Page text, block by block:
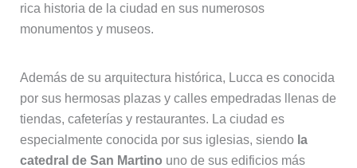
rica historia de la ciudad en sus numerosos
monumentos y museos.
Además de su arquitectura histórica, Lucca es conocida
por sus hermosas plazas y calles empedradas llenas de
tiendas, cafeterías y restaurantes. La ciudad es
especialmente conocida por sus iglesias, siendo la
catedral de San Martino uno de sus edificios más